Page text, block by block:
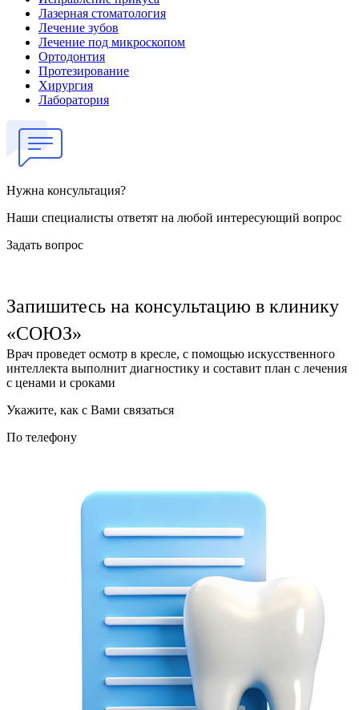
Лазерная стоматология
Лечение зубов
Лечение под микроскопом
Ортодонтия
Протезирование
Хирургия
Лаборатория
Нужна консультация?
Наши специалисты ответят на любой интересующий вопрос
Задать вопрос
Запишитесь на консультацию в клинику
«СОЮЗ»
Врач проведет осмотр в кресле, с помощью искусственного
интеллекта выполнит диагностику и составит план с лечения
с ценами и сроками
Укажите, как с Вами связаться
По телефону